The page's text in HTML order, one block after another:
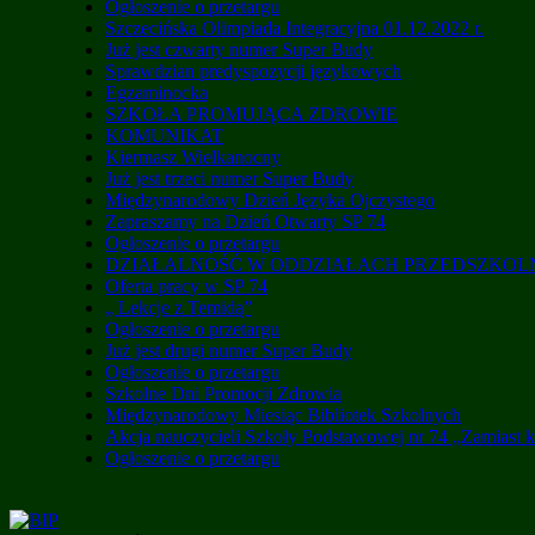
Ogłoszenie o przetargu
Szczecińska Olimpiada Integracyjna 01.12.2022 r.
Już jest czwarty numer Super Budy
Sprawdzian predyspozycji językowych
Egzaminocka
SZKOŁA PROMUJĄCA ZDROWIE
KOMUNIKAT
Kiermasz Wielkanocny
Już jest trzeci numer Super Budy
Międzynarodowy Dzień Języka Ojczystego
Zapraszamy na Dzień Otwarty SP 74
Ogłoszenie o przetargu
DZIAŁALNOŚĆ W ODDZIAŁACH
Oferta pracy w SP 74
„ Lekcje z Temidą”
Ogłoszenie o przetargu
Już jest drugi numer Super Budy
Ogłoszenie o przetargu
Szkolne Dni Promocji Zdrowia
Międzynarodowy Miesiąc Bibliotek Szkolnych
Akcja nauczycieli Szkoły Podstawowej nr 74 „Zamiast
Ogłoszenie o przetargu